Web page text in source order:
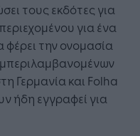
τους εκδότες για
για ένα
φέρει την ονομασία
Γερμανία και Folha
ήδη εγγραφεί για